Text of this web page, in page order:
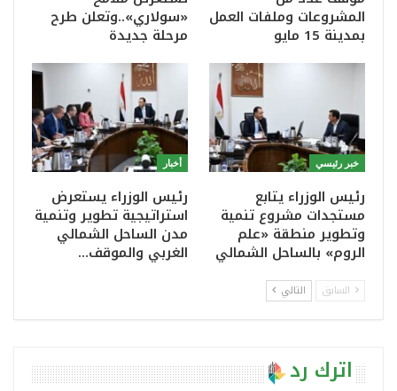
المشروعات وملفات العمل
بمدينة 15 مايو
«سولاري»..وتعلن طرح
مرحلة جديدة
خبر رئيسي
رئيس الوزراء يتابع
مستجدات مشروع تنمية
وتطوير منطقة «علم
الروم» بالساحل الشمالي
أخبار
رئيس الوزراء يستعرض
استراتيجية تطوير وتنمية
مدن الساحل الشمالي
الغربي والموقف…
السابق التالي
اترك رد